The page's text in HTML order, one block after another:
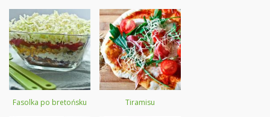
Fasolka po bretońsku Tiramisu